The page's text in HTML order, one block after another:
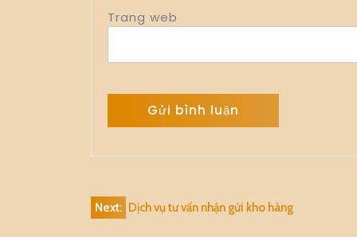
Trang web
Điều
Next: Dịch vụ tư vấn nhận gửi kho hàng